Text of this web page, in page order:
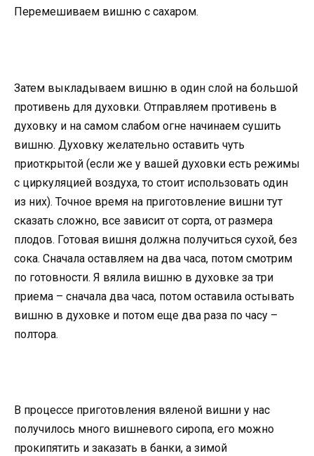
Перемешиваем вишню с сахаром.
Затем выкладываем вишню в один слой на большой
противень для духовки. Отправляем противень в
духовку и на самом слабом огне начинаем сушить
вишню. Духовку желательно оставить чуть
приоткрытой (если же у вашей духовки есть режимы
с циркуляцией воздуха, то стоит использовать один
из них). Точное время на приготовление вишни тут
сказать сложно, все зависит от сорта, от размера
плодов. Готовая вишня должна получиться сухой, без
сока. Сначала оставляем на два часа, потом смотрим
по готовности. Я вялила вишню в духовке за три
приема – сначала два часа, потом оставила остывать
вишню в духовке и потом еще два раза по часу –
полтора.
В процессе приготовления вяленой вишни у нас
получилось много вишневого сиропа, его можно
прокипятить и заказать в банки, а зимой